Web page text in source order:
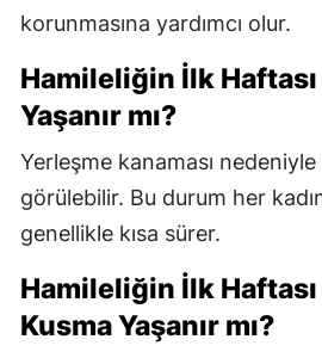
korunmasına yardımcı olur.
Hamileliğin İlk Haftası
Yaşanır mı?
Yerleşme kanaması
görülebilir. Bu durum her
genellikle kısa sürer.
Hamileliğin İlk
Kusma Yaşanır mı?